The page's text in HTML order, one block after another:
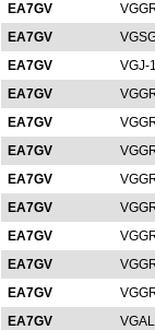
EA7GV
EA7GV
EA7GV
VGJ-
EA7GV
EA7GV
EA7GV
EA7GV
EA7GV
EA7GV
EA7GV
EA7GV
EA7GV